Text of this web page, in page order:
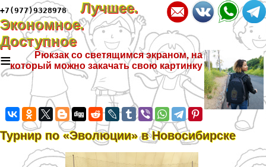
+7(977)9328978
Лучшее.
Экономное.
Доступное
≡
Рюкзак со светящимся экраном, на
который можно закачать свою картинку
Турнир по «Эволюции» в Новосибирске